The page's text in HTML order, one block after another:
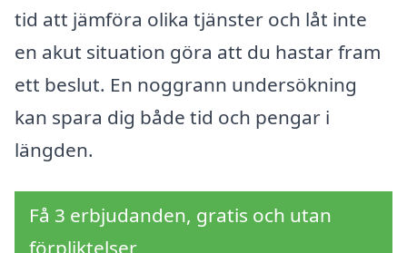
tid att jämföra olika tjänster och låt inte
en akut situation göra att du hastar fram
ett beslut. En noggrann undersökning
kan spara dig både tid och pengar i
längden.
Få 3 erbjudanden, gratis och utan
förpliktelser